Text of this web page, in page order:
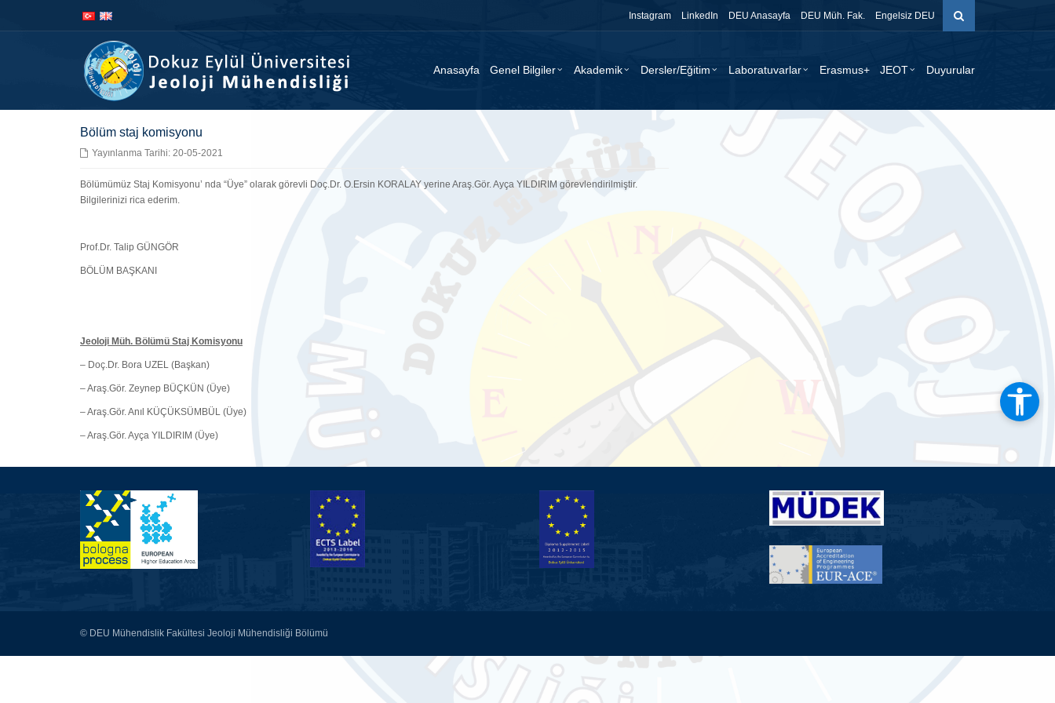
Instagram LinkedIn DEU Anasayfa DEU Müh. Fak. Engelsiz DEU
Anasayfa Genel Bilgiler Akademik Dersler/Eğitim Laboratuvarlar Erasmus+ JEOT Duyurular
Bölüm staj komisyonu
Yayınlanma Tarihi: 20-05-2021
Bölümümüz Staj Komisyonu’ nda “Üye” olarak görevli Doç.Dr. O.Ersin KORALAY yerine Araş.Gör. Ayça YILDIRIM görevlendirilmiştir.
Bilgilerinizi rica ederim.
Prof.Dr. Talip GÜNGÖR
BÖLÜM BAŞKANI
Jeoloji Müh. Bölümü Staj Komisyonu
– Doç.Dr. Bora UZEL (Başkan)
– Araş.Gör. Zeynep BÜÇKÜN (Üye)
– Araş.Gör. Anıl KÜÇÜKSÜMBÜL (Üye)
– Araş.Gör. Ayça YILDIRIM (Üye)
© DEU Mühendislik Fakültesi Jeoloji Mühendisliği Bölümü